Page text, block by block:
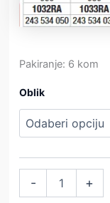
Pakiranje: 6 kom
Oblik
- +